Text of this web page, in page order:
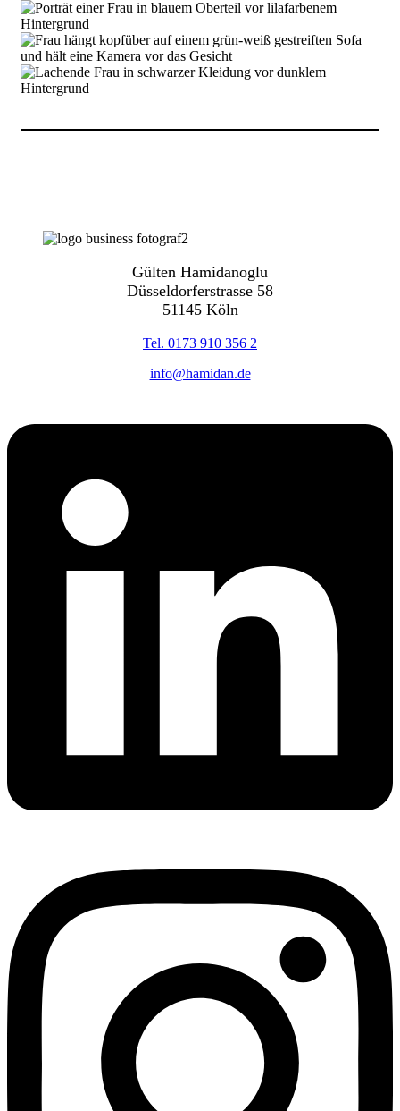
Gülten Hamidanoglu
Düsseldorferstrasse 58
51145 Köln
Tel. 0173 910 356 2
info@hamidan.de